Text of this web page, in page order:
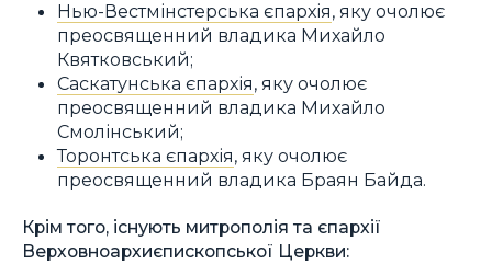
Нью-Вестмінстерська єпархія, яку очолює
преосвященний владика Михайло
Квятковський;
Саскатунська єпархія, яку очолює
преосвященний владика Михайло
Смолінський;
Торонтська єпархія, яку очолює
преосвященний владика Браян Байда.
Крім того, існують митрополія та єпархії
Верховноархиєпископської Церкви: